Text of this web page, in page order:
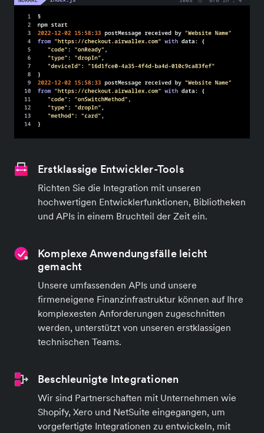
Erstklassige Entwickler-Tools
Richten Sie die Integration mit unseren
hochwertigen Entwicklerfunktionen, Bibliotheken
und APIs in einem Bruchteil der Zeit ein.
Komplexe Anwendungsfälle leicht
gemacht
Unsere umfassenden APIs und unsere
firmeneigene Finanzinfrastruktur können auf Ihre
komplexesten Anforderungen zugeschnitten
werden, unterstützt von unseren erstklassigen
technischen Teams.
Beschleunigte Integrationen
Wir sind Partnerschaften mit Unternehmen wie
Shopify, Xero und NetSuite eingegangen, um
vorgefertigte Integrationen zu entwickeln, mit